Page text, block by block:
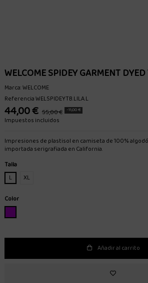
WELCOME SPIDEY GARMENT
Marca:WELCOME
ReferenciaWELSPIDEYTB.LILA.L
44,00 € 55,00 € -11,00 €
Impuestos incluidos
Impresiones de plastisol en camiseta de 100%
importada serigrafiada en California.
Talla
L
XL
Color
Añadir al carrito